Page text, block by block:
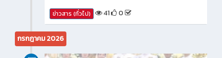
41 0
กรกฎาคม 2026